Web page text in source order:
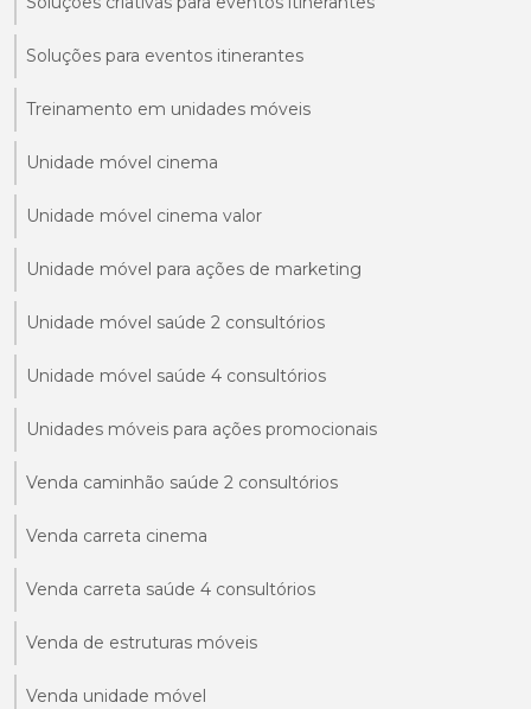
Soluções para eventos itinerantes
Treinamento em unidades móveis
Unidade móvel cinema
Unidade móvel cinema valor
Unidade móvel para ações de marketing
Unidade móvel saúde 2 consultórios
Unidade móvel saúde 4 consultórios
Unidades móveis para ações promocionais
Venda caminhão saúde 2 consultórios
Venda carreta cinema
Venda carreta saúde 4 consultórios
Venda de estruturas móveis
Venda unidade móvel